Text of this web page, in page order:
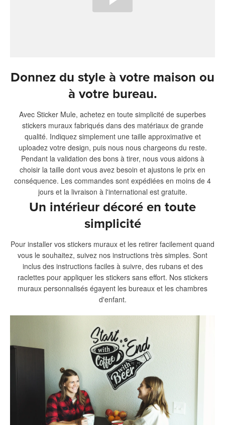
Donnez du style à votre maison ou
à votre bureau.
Avec Sticker Mule, achetez en toute simplicité de superbes
stickers muraux fabriqués dans des matériaux de grande
qualité. Indiquez simplement une taille approximative et
uploadez votre design, puis nous nous chargeons du reste.
Pendant la validation des bons à tirer, nous vous aidons à
choisir la taille dont vous avez besoin et ajustons le prix en
conséquence. Les commandes sont expédiées en moins de 4
jours et la livraison à l'international est gratuite.
Un intérieur décoré en toute
simplicité
Pour installer vos stickers muraux et les retirer facilement quand
vous le souhaitez, suivez nos instructions très simples. Sont
inclus des instructions faciles à suivre, des rubans et des
raclettes pour appliquer les stickers sans effort. Nos stickers
muraux personnalisés égayent les bureaux et les chambres
d'enfant.